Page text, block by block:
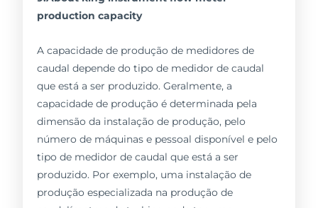
production capacity
A capacidade de produção de medidores de
caudal depende do tipo de medidor de caudal
que está a ser produzido. Geralmente, a
capacidade de produção é determinada pela
dimensão da instalação de produção, pelo
número de máquinas e pessoal disponível e pelo
tipo de medidor de caudal que está a ser
produzido. Por exemplo, uma instalação de
produção especializada na produção de